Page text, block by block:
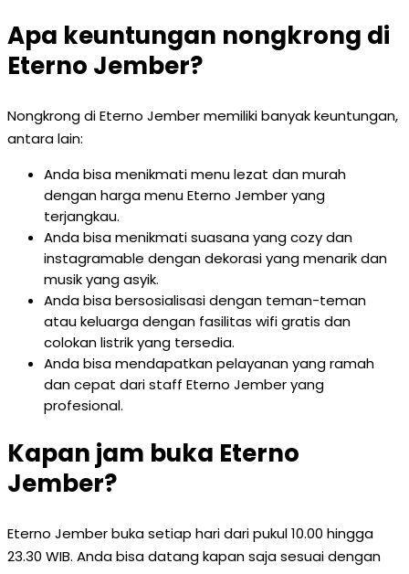
Apa keuntungan nongkrong di
Eterno Jember?
Nongkrong di Eterno Jember memiliki banyak keuntungan,
antara lain:
Anda bisa menikmati menu lezat dan murah
dengan harga menu Eterno Jember yang
terjangkau.
Anda bisa menikmati suasana yang cozy dan
instagramable dengan dekorasi yang menarik dan
musik yang asyik.
Anda bisa bersosialisasi dengan teman-teman
atau keluarga dengan fasilitas wifi gratis dan
colokan listrik yang tersedia.
Anda bisa mendapatkan pelayanan yang ramah
dan cepat dari staff Eterno Jember yang
profesional.
Kapan jam buka Eterno
Jember?
Eterno Jember buka setiap hari dari pukul 10.00 hingga
23.30 WIB. Anda bisa datang kapan saja sesuai dengan